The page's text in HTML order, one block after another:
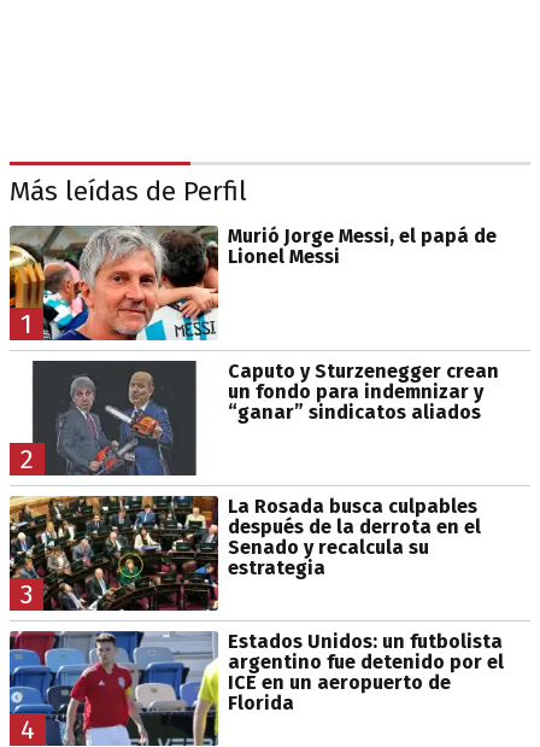
Más leídas de Perfil
1
Murió Jorge Messi, el papá de
Lionel Messi
2
Caputo y Sturzenegger crean
un fondo para indemnizar y
“ganar” sindicatos aliados
3
La Rosada busca culpables
después de la derrota en el
Senado y recalcula su
estrategia
4
Estados Unidos: un futbolista
argentino fue detenido por el
ICE en un aeropuerto de
Florida